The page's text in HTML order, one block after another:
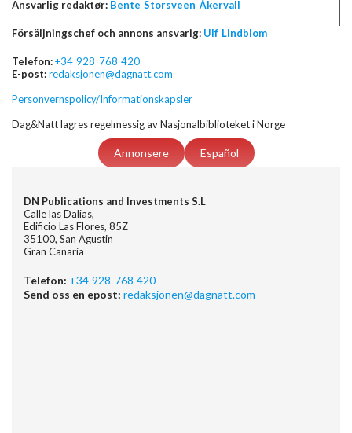
Ansvarlig redaktør: Bente Storsveen Åkervall
Försäljningschef och annons ansvarig: Ulf Lindblom
Telefon:+34 928 768 420
E-post:redaksjonen@dagnatt.com
Personvernspolicy/Informationskapsler
Dag&Natt lagres regelmessig av Nasjonalbiblioteket i Norge
Annonsere Español
DN Publications and Investments S.L
Calle las Dalias,
Edificio Las Flores, 85Z
35100, San Agustin
Gran Canaria
Telefon: +34 928 768 420
Send oss en epost: redaksjonen@dagnatt.com